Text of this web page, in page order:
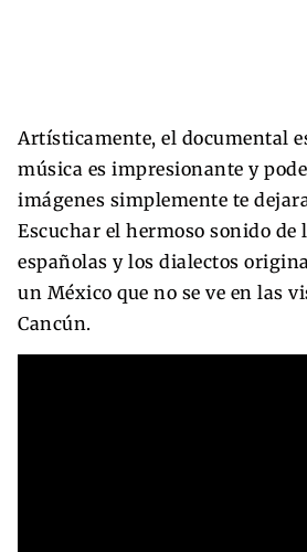
Artísticamente, el documental
música es impresionante y
imágenes simplemente te
Escuchar el hermoso sonido de
españolas y los dialectos
un México que no se ve en las
Cancún.